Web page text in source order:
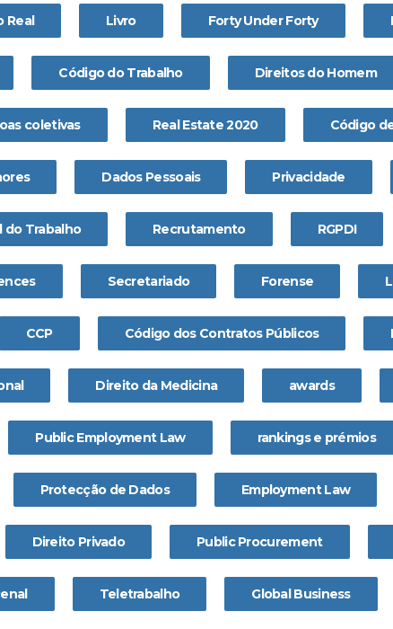
Real Livro Forty Under Forty
Código do Trabalho Direitos do Homem
coletivas Real Estate 2020 Código
Dados Pessoais Privacidade
do Trabalho Recrutamento RGPDI
Secretariado Forense
CCP Código dos Contratos Públicos
Direito da Medicina awards
Public Employment Law rankings e prémios
Protecção de Dados Employment Law
Direito Privado Public Procurement
Teletrabalho Global Business